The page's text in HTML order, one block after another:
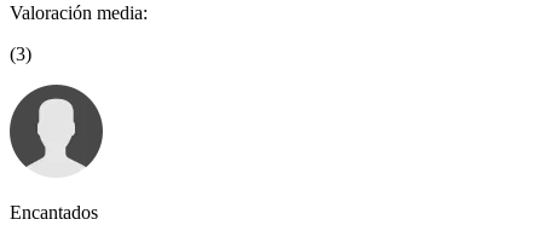
Valoración media:
(3)
Encantados